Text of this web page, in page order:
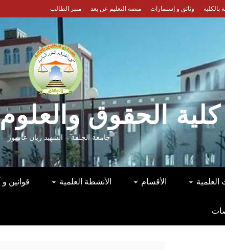
بالكلية وثائق و إستمارات منصة التعليم عن بعد منبر الطالب
كلية الحقوق
جامعة الجلفة – الشهيد زيان عاشور –
العلمية الأقسام الأنشطة العلمية قوانين